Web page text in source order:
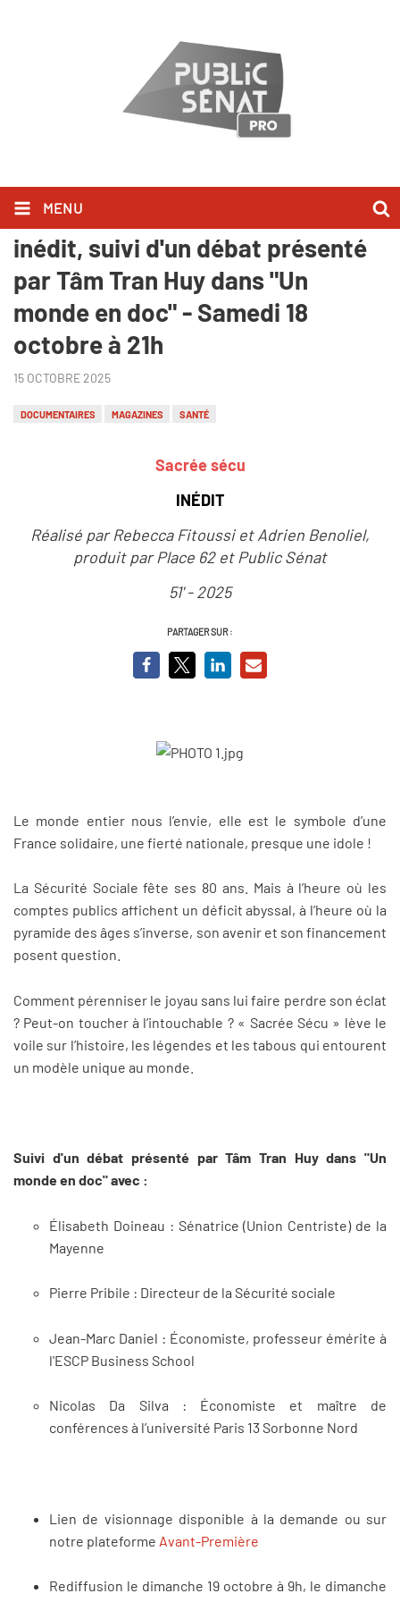
MENU
"Sacrée sécu" documentaire
inédit, suivi d'un débat présenté
par Tâm Tran Huy dans "Un
monde en doc" - Samedi 18
octobre à 21h
15 OCTOBRE 2025
DOCUMENTAIRES MAGAZINES SANTÉ
Sacrée sécu
INÉDIT
Réalisé par Rebecca Fitoussi et Adrien Benoliel,
produit par Place 62 et Public Sénat
51' - 2025
PARTAGER SUR :
Le monde entier nous l’envie, elle est le symbole d’une
France solidaire, une fierté nationale, presque une idole !
La Sécurité Sociale fête ses 80 ans. Mais à l’heure où les
comptes publics affichent un déficit abyssal, à l’heure où la
pyramide des âges s’inverse, son avenir et son financement
posent question.
Comment pérenniser le joyau sans lui faire perdre son éclat
? Peut-on toucher à l’intouchable ? « Sacrée Sécu » lève le
voile sur l’histoire, les légendes et les tabous qui entourent
un modèle unique au monde.
Suivi d'un débat présenté par Tâm Tran Huy dans "Un
monde en doc" avec :
Élisabeth Doineau : Sénatrice (Union Centriste) de la
Mayenne
Pierre Pribile : Directeur de la Sécurité sociale
Jean-Marc Daniel : Économiste, professeur émérite à
l'ESCP Business School
Nicolas Da Silva : Économiste et maître de
conférences à l’université Paris 13 Sorbonne Nord
Lien de visionnage disponible à la demande ou sur
notre plateforme Avant-Première
Rediffusion le dimanche 19 octobre à 9h, le dimanche